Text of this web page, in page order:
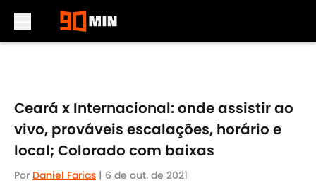
Ceará x Internacional: onde assistir ao
vivo, prováveis escalações, horário e
local; Colorado com baixas
Por Daniel Farias | 6 de out. de 2021